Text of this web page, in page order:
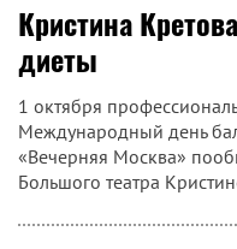
Кристина
диеты
1 октября
Международный день
«Вечерняя Москва»
Большого театра